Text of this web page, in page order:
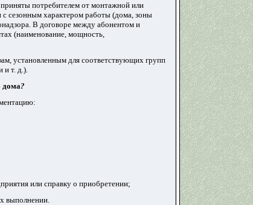
потребителем от монтажной или
с сезонным характером работы (дома, зоны
В договоре между абонентом и
(наименование, мощность,
установленным для соответствующих групп
и т. д.).
дома?
или справку о приобретении;
выполнении.